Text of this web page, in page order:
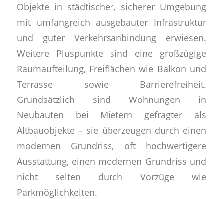
Objekte in städtischer, sicherer Umgebung
mit umfangreich ausgebauter Infrastruktur
und guter Verkehrsanbindung erwiesen.
Weitere Pluspunkte sind eine großzügige
Raumaufteilung, Freiflächen wie Balkon und
Terrasse sowie Barrierefreiheit.
Grundsätzlich sind Wohnungen in
Neubauten bei Mietern gefragter als
Altbauobjekte – sie überzeugen durch einen
modernen Grundriss, oft hochwertigere
Ausstattung, einen modernen Grundriss und
nicht selten durch Vorzüge wie
Parkmöglichkeiten.